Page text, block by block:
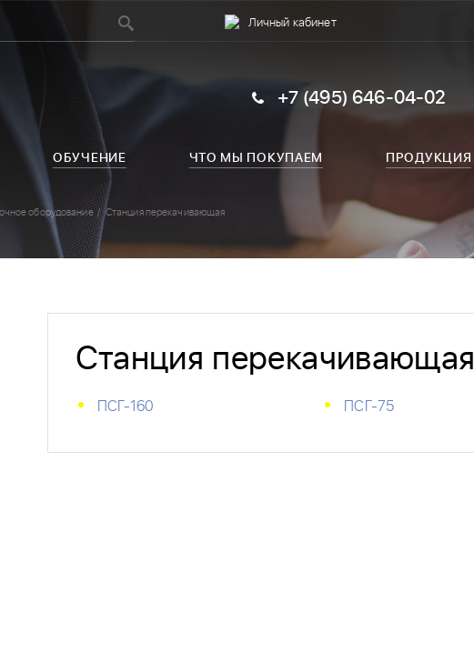
Личный кабинет
+7 (495) 646-04-02
ОБУЧЕНИЕ ЧТО МЫ ПОКУПАЕМ ПРОДУКЦИЯ
оборудование Станция перекачивающая
Станция перекачивающая
ПСГ-160 ПСГ-75